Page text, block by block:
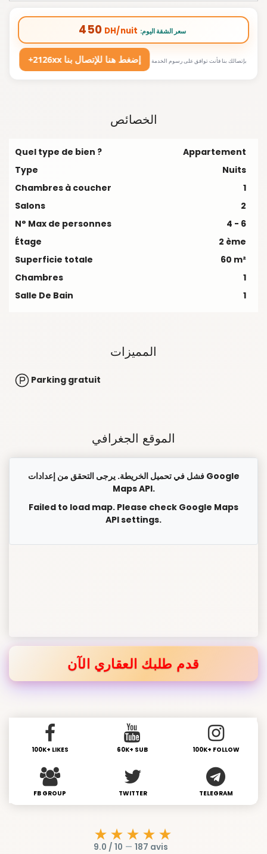
450 DH/nuit :سعر الشقة اليوم
+2126xx إضغط هنا للإتصال بنا بإتصالك بنا فأنت توافق على رسوم الخدمة
الخصائص
Quel type de bien ?
Appartement
Type
Nuits
Chambres à coucher
1
Salons
2
N° Max de personnes
4 - 6
Étage
2 ème
Superficie totale
60 m²
Chambres
1
Salle De Bain
1
المميزات
Parking gratuit
الموقع الجغرافي
فشل في تحميل الخريطة. يرجى التحقق من إعدادات Google
Maps API.
Failed to load map. Please check Google Maps
API settings.
قدم طلبك العقاري الآن
100K+ LIKES 60K+ SUB 100K+ FOLLOW
FB GROUP TWITTER TELEGRAM
★★★★★
9.0 / 10 — 187 avis